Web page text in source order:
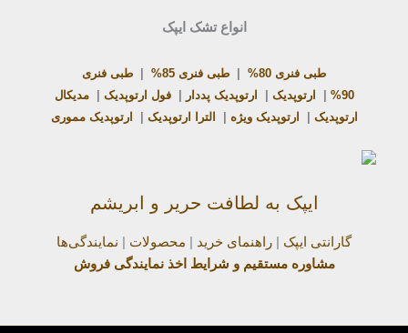
انواع تشک ایپک
طبی فنری 80% طبی فنری 85%
طبی فنری
90%
ارتوپدیک ارتوپدیک پددار |فول ارتوپدیک |مدیکال
ارتوپدیک
ارتوپدیک ویژه الترا ارتوپدیک ارتوپدیک مموری
ایپک به لطافت حریر و ابریشم
گارانتی ایپک | راهنمای خرید | محصولات | نمایندگی‌ها
مشاوره مستقیم و شرایط اخذ نمایندگی فروش